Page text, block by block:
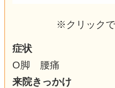
※クリック
症状
O脚 腰痛
来院きっかけ